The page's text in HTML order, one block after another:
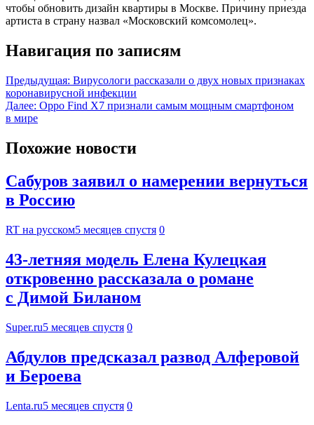
чтобы обновить дизайн квартиры в Москве. Причину приезда
артиста в страну назвал «Московский комсомолец».
Навигация по записям
Предыдущая: Вирусологи рассказали о двух новых признаках
коронавирусной инфекции
Далее: Oppo Find X7 признали самым мощным смартфоном
в мире
Похожие новости
Сабуров заявил о намерении вернуться
в Россию
RT на русском5 месяцев спустя 0
43-летняя модель Елена Кулецкая
откровенно рассказала о романе
с Димой Биланом
Super.ru5 месяцев спустя 0
Абдулов предсказал развод Алферовой
и Бероева
Lenta.ru5 месяцев спустя 0